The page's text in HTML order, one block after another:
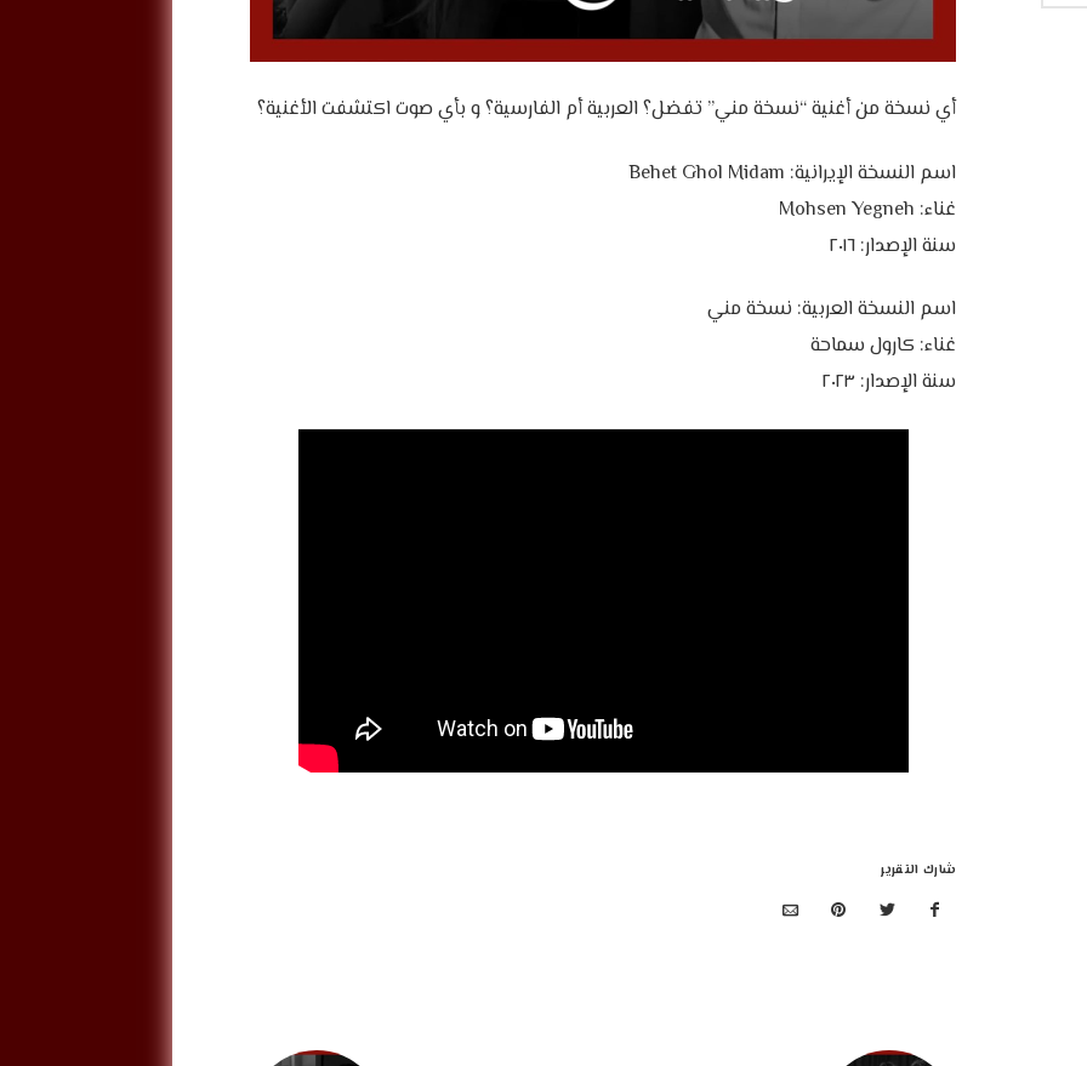
أي نسخة من أغنية “نسخة مني” تفضل؟ العربية أم الفارسية؟ و بأي صوت اكتشفت الأغنية؟
اسم النسخة الإيرانية: Behet Ghol Midam
غناء: Mohsen Yegneh
سنة الإصدار: ٢٠١٦
اسم النسخة العربية: نسخة مني
غناء: كارول سماحة
سنة الإصدار: ٢٠٢٣
شارك التقرير